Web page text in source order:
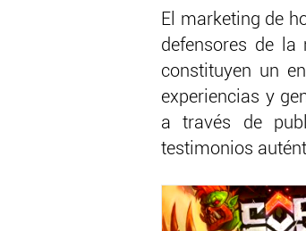
El marketing de
defensores de la
constituyen un
experiencias y
a través de
testimonios